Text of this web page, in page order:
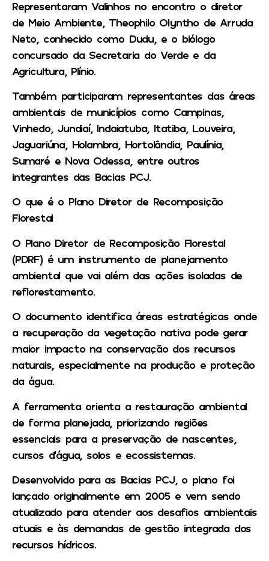
Representaram Valinhos no encontro o diretor
de Meio Ambiente, Theophilo Olyntho de Arruda
Neto, conhecido como Dudu, e o biólogo
concursado da Secretaria do Verde e da
Agricultura, Plínio.
Também participaram representantes das áreas
ambientais de municípios como Campinas,
Vinhedo, Jundiaí, Indaiatuba, Itatiba, Louveira,
Jaguariúna, Holambra, Hortolândia, Paulínia,
Sumaré e Nova Odessa, entre outros
integrantes das Bacias PCJ.
O que é o Plano Diretor de Recomposição
Florestal
O Plano Diretor de Recomposição Florestal
(PDRF) é um instrumento de planejamento
ambiental que vai além das ações isoladas de
reflorestamento.
O documento identifica áreas estratégicas onde
a recuperação da vegetação nativa pode gerar
maior impacto na conservação dos recursos
naturais, especialmente na produção e proteção
da água.
A ferramenta orienta a restauração ambiental
de forma planejada, priorizando regiões
essenciais para a preservação de nascentes,
cursos d’água, solos e ecossistemas.
Desenvolvido para as Bacias PCJ, o plano foi
lançado originalmente em 2005 e vem sendo
atualizado para atender aos desafios ambientais
atuais e às demandas de gestão integrada dos
recursos hídricos.